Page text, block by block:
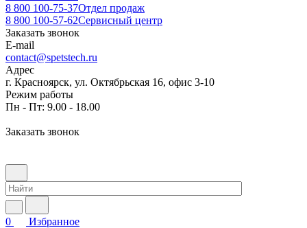
8 800 100-75-37Отдел продаж
8 800 100-57-62Сервисный центр
Заказать звонок
E-mail
contact@spetstech.ru
Адрес
г. Красноярск, ул. Октябрьская 16, офис 3-10
Режим работы
Пн - Пт: 9.00 - 18.00
Заказать звонок
0
Избранное